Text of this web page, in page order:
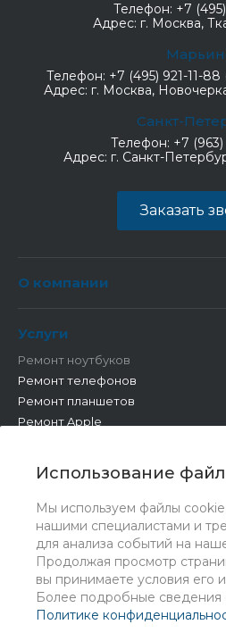
Использование
Мы используем файлы
нашими специалистами и
для анализа событий на
Продолжая просмотр
вы принимаете условия его
Более подробные сведения
Политике
Телефон: +7
Адрес: г. Москва,
Телефон: +7 (495) 921-11-
Адрес: г. Москва,
Санкт-
Телефон: +7
Адрес: г. Санкт-
Заказать
О компании
Услуги
Ремонт ноутбуков
Ремонт телефонов
Ремонт планшетов
Ремонт Apple